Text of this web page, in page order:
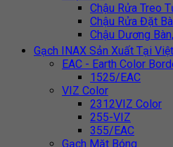
Chậu Rửa Treo
Chậu Rửa Đặt
Chậu Dương
Gạch INAX Sản Xuất Tại
EAC - Earth Color
1525/EAC
VIZ Color
2312VIZ Color
255-VIZ
355/EAC
Gạch Mặt Bóng